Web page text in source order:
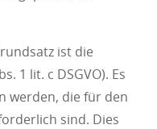
ist die
1 lit. c DSGVO). Es
werden, die für den
sind. Dies